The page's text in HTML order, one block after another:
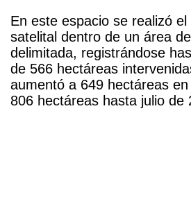
En este espacio se realizó
satelital dentro de un área
delimitada, registrándose
de 566 hectáreas
aumentó a 649 hectáreas
806 hectáreas hasta julio de